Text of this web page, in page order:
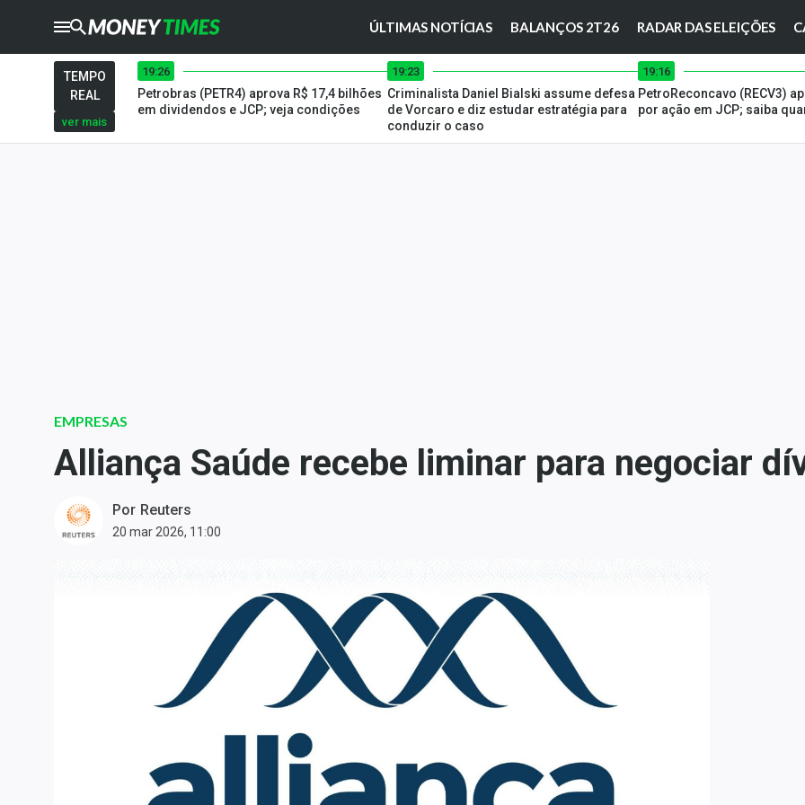
ÚLTIMAS NOTÍCIAS BALANÇOS 2T26 RADAR DAS ELEIÇÕES
CRYPTOTIMES
TIMES
Ibovespa
Carteiras Recomendadas
Central de Dividendos
Central de Fundos
Central dos IPOs
TEMPO
REAL
ver mais
19:26
Petrobras (PETR4) aprova R$ 17,4 bilhões
em dividendos e JCP; veja condições
19:23
Criminalista Daniel Bialski assume defesa
de Vorcaro e diz estudar estratégia para
conduzir o caso
19:16
PetroReconcavo (RECV3)
por ação em JCP; saiba
EMPRESAS
Alliança Saúde recebe liminar para negociar
Por Reuters
20 mar 2026, 11:00